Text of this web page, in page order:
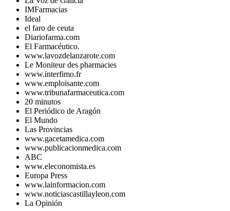
IMFarmacias
Ideal
el faro de ceuta
Diariofarma.com
El Farmacéutico.
www.lavozdelanzarote.com
Le Moniteur des pharmacies
www.interfimo.fr
www.emploisante.com
www.tribunafarmaceutica.com
20 minutos
El Periódico de Aragón
El Mundo
Las Provincias
www.gacetamedica.com
www.publicacionmedica.com
ABC
www.eleconomista.es
Europa Press
www.lainformacion.com
www.noticiascastillayleon.com
La Opinión